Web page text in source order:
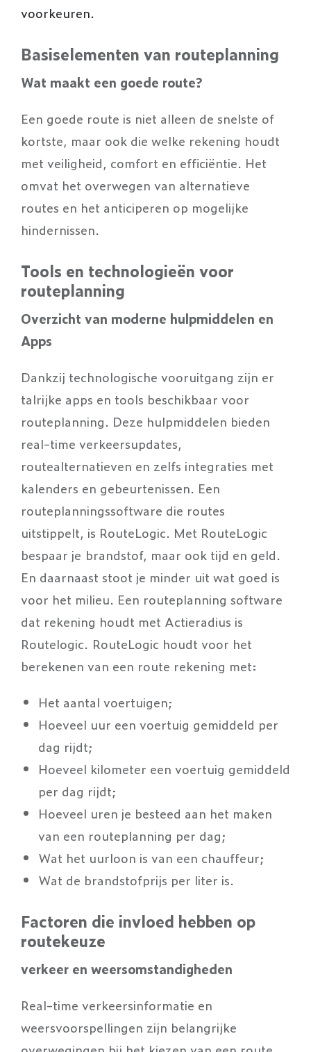
voorkeuren.
Basiselementen van routeplanning
Wat maakt een goede route?
Een goede route is niet alleen de snelste of
kortste, maar ook die welke rekening houdt
met veiligheid, comfort en efficiëntie. Het
omvat het overwegen van alternatieve
routes en het anticiperen op mogelijke
hindernissen.
Tools en technologieën voor
routeplanning
Overzicht van moderne hulpmiddelen en
Apps
Dankzij technologische vooruitgang zijn er
talrijke apps en tools beschikbaar voor
routeplanning. Deze hulpmiddelen bieden
real-time verkeersupdates,
routealternatieven en zelfs integraties met
kalenders en gebeurtenissen. Een
routeplanningssoftware die routes
uitstippelt, is RouteLogic. Met RouteLogic
bespaar je brandstof, maar ook tijd en geld.
En daarnaast stoot je minder uit wat goed is
voor het milieu. Een routeplanning software
dat rekening houdt met Actieradius is
Routelogic. RouteLogic houdt voor het
berekenen van een route rekening met:
Het aantal voertuigen;
Hoeveel uur een voertuig gemiddeld per
dag rijdt;
Hoeveel kilometer een voertuig gemiddeld
per dag rijdt;
Hoeveel uren je besteed aan het maken
van een routeplanning per dag;
Wat het uurloon is van een chauffeur;
Wat de brandstofprijs per liter is.
Factoren die invloed hebben op
routekeuze
verkeer en weersomstandigheden
Real-time verkeersinformatie en
weersvoorspellingen zijn belangrijke